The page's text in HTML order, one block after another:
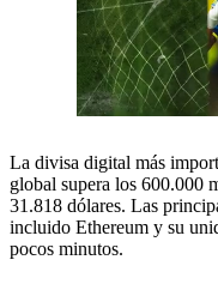
La divisa digital más
global supera los 600.000
31.818 dólares. Las
incluido Ethereum y su
pocos minutos.